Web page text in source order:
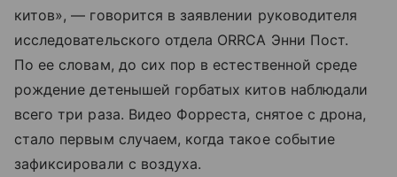
китов», — говорится в заявлении руководителя
исследовательского отдела ORRCA Энни Пост.
По ее словам, до сих пор в естественной среде
рождение детенышей горбатых китов наблюдали
всего три раза. Видео Форреста, снятое с дрона,
стало первым случаем, когда такое событие
зафиксировали с воздуха.